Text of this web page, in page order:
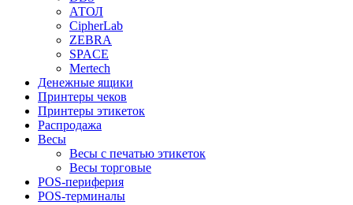
АТОЛ
CipherLab
ZEBRA
SPACE
Mertech
Денежные ящики
Принтеры чеков
Принтеры этикеток
Распродажа
Весы
Весы с печатью этикеток
Весы торговые
POS-периферия
POS-терминалы